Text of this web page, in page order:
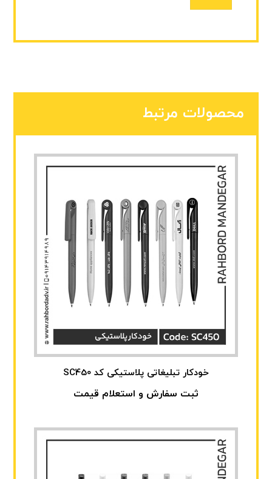
محصولات مرتبط
خودکار تبلیغاتی پلاستیکی کد SC450
ثبت سفارش و استعلام قیمت